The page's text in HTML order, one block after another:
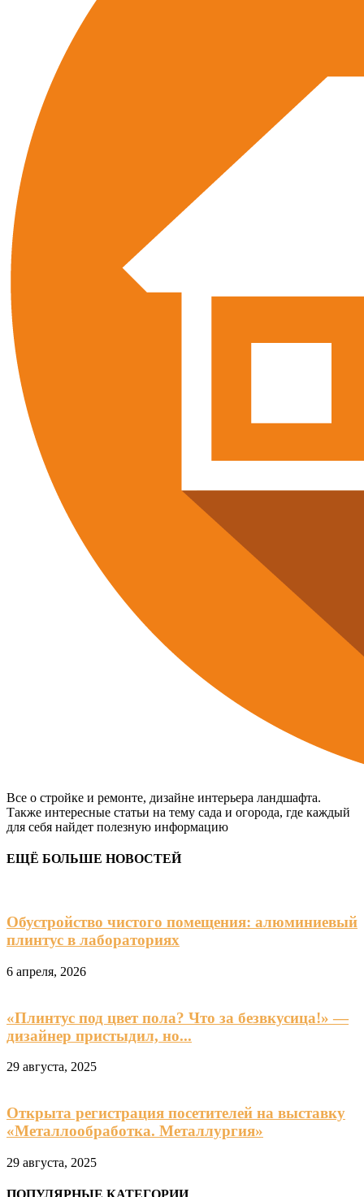
Все о стройке и ремонте, дизайне интерьера ландшафта.
Также интересные статьи на тему сада и огорода, где каждый
для себя найдет полезную информацию
ЕЩЁ БОЛЬШЕ НОВОСТЕЙ
Обустройство чистого помещения: алюминиевый
плинтус в лабораториях
6 апреля, 2026
«Плинтус под цвет пола? Что за безвкусица!» —
дизайнер пристыдил, но...
29 августа, 2025
Открыта регистрация посетителей на выставку
«Металлообработка. Металлургия»
29 августа, 2025
ПОПУЛЯРНЫЕ КАТЕГОРИИ